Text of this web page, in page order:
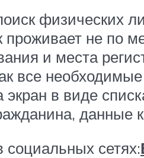
физических
проживает не по
и места
все
экран в виде
данные
социальных сетях: